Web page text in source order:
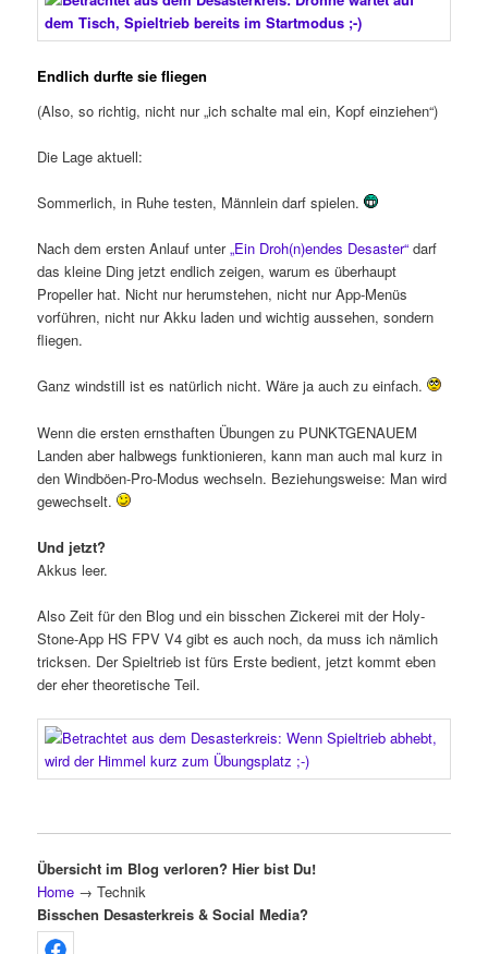
Endlich durfte sie fliegen
(Also, so richtig, nicht nur „ich schalte mal ein, Kopf einziehen“)
Die Lage aktuell:
Sommerlich, in Ruhe testen, Männlein darf spielen.
Nach dem ersten Anlauf unter„Ein Droh(n)endes Desaster“ darf
das kleine Ding jetzt endlich zeigen, warum es überhaupt
Propeller hat. Nicht nur herumstehen, nicht nur App-Menüs
vorführen, nicht nur Akku laden und wichtig aussehen, sondern
fliegen.
Ganz windstill ist es natürlich nicht. Wäre ja auch zu einfach.
Wenn die ersten ernsthaften Übungen zu PUNKTGENAUEM
Landen aber halbwegs funktionieren, kann man auch mal kurz in
den Windböen-Pro-Modus wechseln. Beziehungsweise: Man wird
gewechselt.
Und jetzt?
Akkus leer.
Also Zeit für den Blog und ein bisschen Zickerei mit der Holy-
Stone-App HS FPV V4 gibt es auch noch, da muss ich nämlich
tricksen. Der Spieltrieb ist fürs Erste bedient, jetzt kommt eben
der eher theoretische Teil.
Übersicht im Blog verloren? Hier bist Du!
Home → Technik
Bisschen Desasterkreis & Social Media?